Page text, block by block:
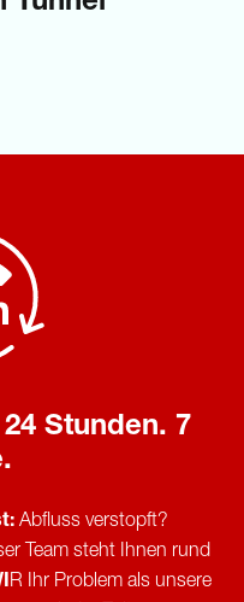
Stunden. 7
Abfluss verstopft?
Team steht Ihnen rund
R Ihr Problem als unsere